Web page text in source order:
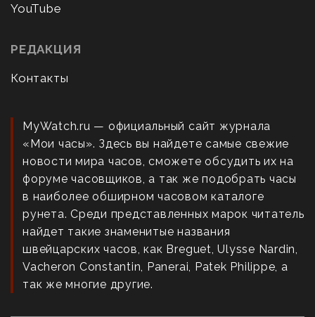
YouTube
РЕДАКЦИЯ
Контакты
MyWatch.ru — официальный сайт журнала
«Мои часы». Здесь вы найдете самые свежие
новости мира часов, сможете обсудить их на
форуме часовщиков, а так же подобрать часы
в наиболее обширном часовом каталоге
рунета. Среди представленных марок читатель
найдет такие знаменитые названия
швейцарских часов, как Breguet, Ulysse Nardin,
Vacheron Constantin, Panerai, Patek Philippe, а
так же многие другие.